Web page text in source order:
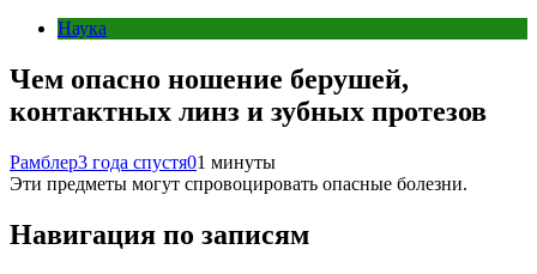
Наука
Чем опасно ношение берушей,
контактных линз и зубных протезов
Рамблер3 года спустя01 минуты
Эти предметы могут спровоцировать опасные болезни.
Навигация по записям